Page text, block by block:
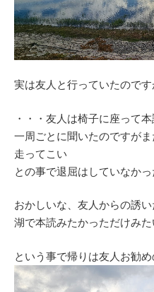
実は友人と行っていたのです
・・・友人は椅子に座って
一周ごとに聞いたのですが
走ってこい
との事で退屈はしていなか
おかしいな、友人からの誘い
湖で本読みたかっただけみた
という事で帰りは友人お勧め